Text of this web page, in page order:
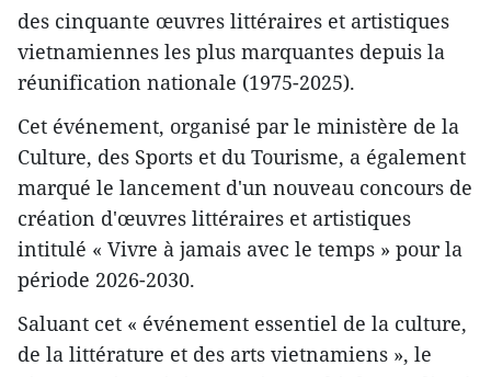
des cinquante œuvres littéraires et artistiques
vietnamiennes les plus marquantes depuis la
réunification nationale (1975-2025).
Cet événement, organisé par le ministère de la
Culture, des Sports et du Tourisme, a également
marqué le lancement d'un nouveau concours de
création d'œuvres littéraires et artistiques
intitulé « Vivre à jamais avec le temps » pour la
période 2026-2030.
Saluant cet « événement essentiel de la culture,
de la littérature et des arts vietnamiens », le